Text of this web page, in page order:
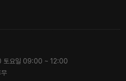
토요일 09:00 ~ 12:00